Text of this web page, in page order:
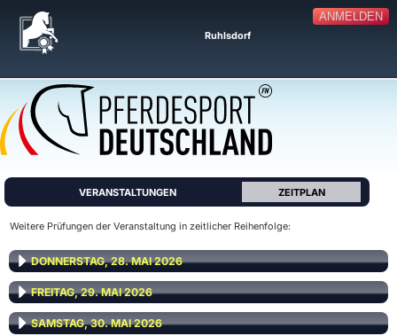
ANMELDEN
Ruhlsdorf
VERANSTALTUNGEN ZEITPLAN
Weitere Prüfungen der Veranstaltung in zeitlicher Reihenfolge:
DONNERSTAG, 28. MAI 2026
FREITAG, 29. MAI 2026
SAMSTAG, 30. MAI 2026